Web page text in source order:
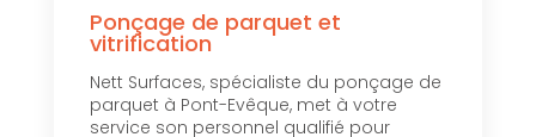
Ponçage de parquet et
vitrification
Nett Surfaces, spécialiste du ponçage de
parquet à Pont-Evêque, met à votre
service son personnel qualifié pour